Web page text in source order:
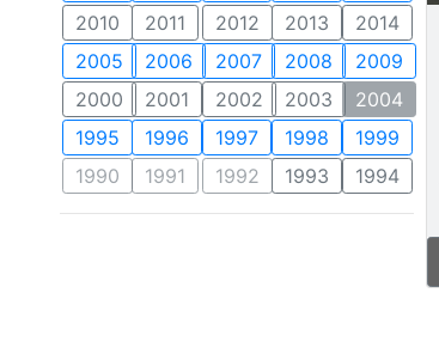
2010
2011 2012 2013
2014
2005
2006 2007 2008
2009
2000
2001 2002 2003
2004
1995
1996 1997 1998
1999
1990
1991 1992 1993 1994